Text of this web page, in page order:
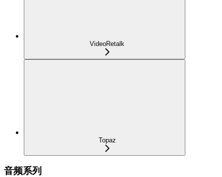
VideoRetalk
Topaz
音频系列